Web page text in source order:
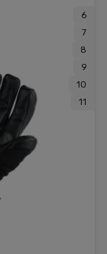
6
7
8
9
10
11